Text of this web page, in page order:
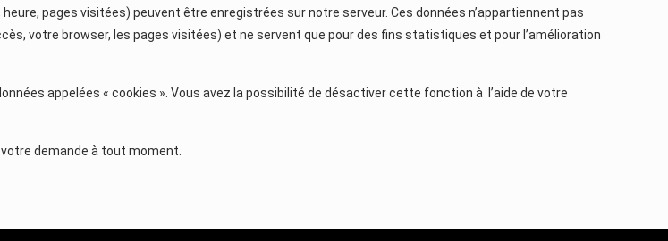
pages visitées) peuvent être enregistrées sur notre serveur. Ces données n’appartiennent pas
votre browser, les pages visitées) et ne servent que pour des fins statistiques et pour l’amélioration
appelées « cookies ». Vous avez la possibilité de désactiver cette fonction à l’aide de votre
demande à tout moment.